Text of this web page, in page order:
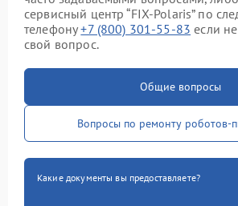
сервисный центр “FIX-Polaris” по
телефону+7 (800) 301-55-83 если
свой вопрос.
Общие вопросы
Вопросы по ремонту роботов-
Какие документы вы предоставляете?